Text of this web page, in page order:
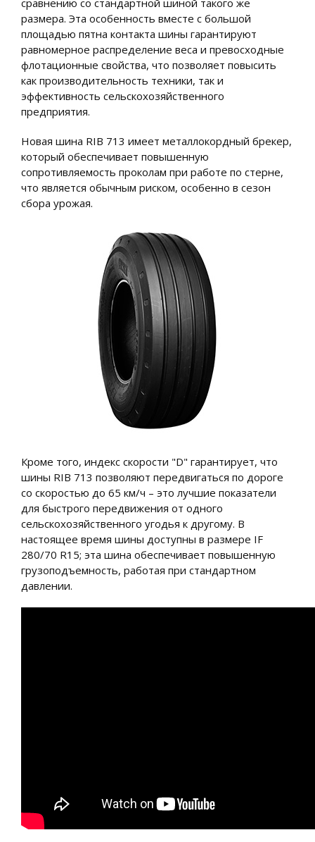
размера. Эта особенность вместе с большой
площадью пятна контакта шины гарантируют
равномерное распределение веса и превосходные
флотационные свойства, что позволяет повысить
как производительность техники, так и
эффективность сельскохозяйственного
предприятия.
Новая шина RIB 713 имеет металлокордный брекер,
который обеспечивает повышенную
сопротивляемость проколам при работе по стерне,
что является обычным риском, особенно в сезон
сбора урожая.
Кроме того, индекс скорости "D" гарантирует, что
шины RIB 713 позволяют передвигаться по дороге
со скоростью до 65 км/ч – это лучшие показатели
для быстрого передвижения от одного
сельскохозяйственного угодья к другому. В
настоящее время шины доступны в размере IF
280/70 R15; эта шина обеспечивает повышенную
грузоподъемность, работая при стандартном
давлении.